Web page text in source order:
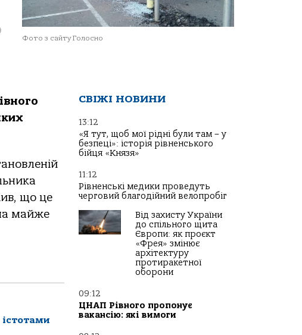
Фото з сайту Голосно
що це
майже
СВІЖІ НОВИНИ
13:12
«Я тут, щоб мої рідні були там – у
безпеці»: історія рівненського
бійця «Князя»
11:12
Рівненські медики проведуть
черговий благодійний велопробіг
Від захисту України
до спільного щита
Європи: як проєкт
«Фрея» змінює
архітектуру
протиракетної
оборони
09:12
ЦНАП Рівного пропонує
вакансію: які вимоги